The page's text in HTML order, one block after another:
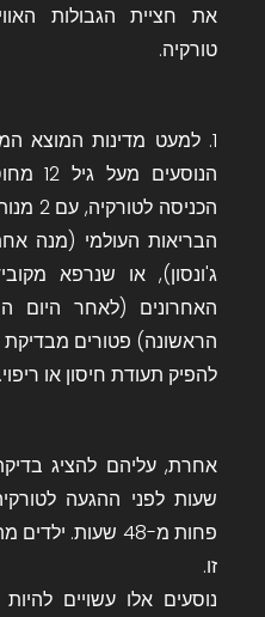
את חציית הגבולות
טורקיה.
ג'ונסון), או שנרפא
להפיק תעודת חיסון או ריפוי.
שעות לפני ההגעה
זו.
נוסעים אלו עשויים